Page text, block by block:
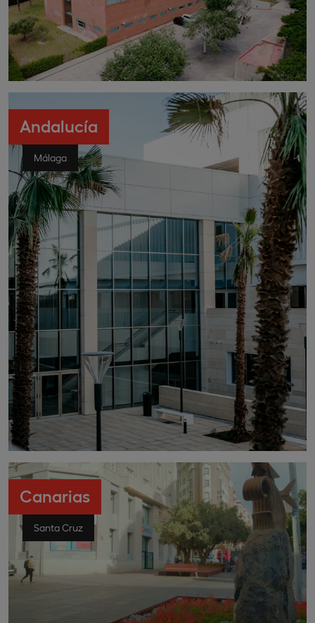
Andalucía
Málaga
Canarias
Santa Cruz